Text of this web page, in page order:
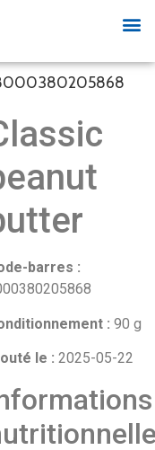
barres :
: 90 g
le : 2025-05-22